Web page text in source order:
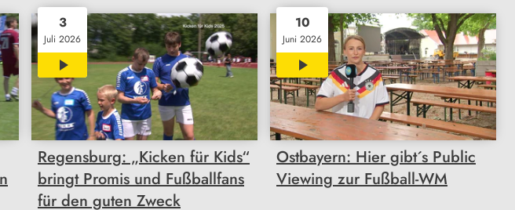
3
Juli 2026
01:49
Regensburg: „Kicken für Kids“
bringt Promis und Fußballfans
für den guten Zweck
10
Juni 2026
02:34
Ostbayern: Hier gibt´s Public
Viewing zur Fußball-WM